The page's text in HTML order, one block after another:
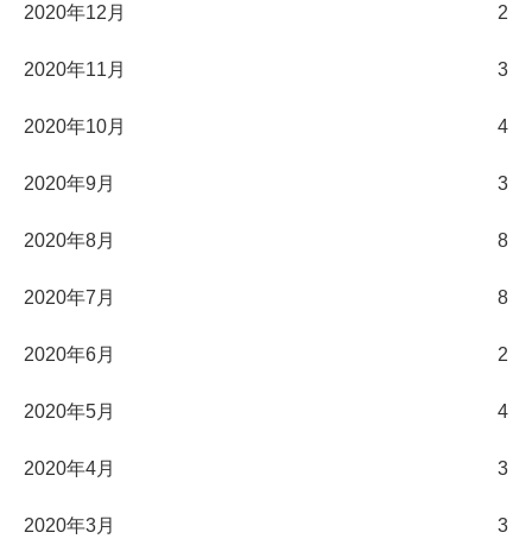
2020年12月 2
2020年11月 3
2020年10月 4
2020年9月 3
2020年8月 8
2020年7月 8
2020年6月 2
2020年5月 4
2020年4月 3
2020年3月 3